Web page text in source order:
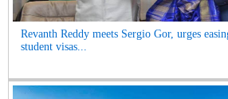
Revanth Reddy meets Sergio Gor, urges
student visas...